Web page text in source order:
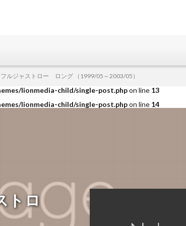
lionmedia-child/single-post.phpon line
lionmedia-child/single-post.phpon line 13
lionmedia-child/single-post.phpon line 14
トロ
ジャストロー ロング （1999/05～2003/05）